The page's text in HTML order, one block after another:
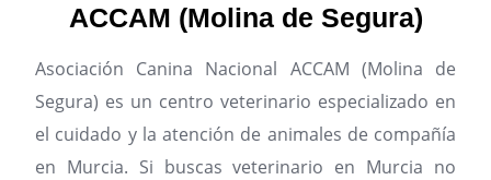
ACCAM (Molina de Segura)
Asociación Canina Nacional ACCAM (Molina de
Segura) es un centro veterinario especializado en
el cuidado y la atención de animales de compañía
en Murcia. Si buscas veterinario en Murcia no